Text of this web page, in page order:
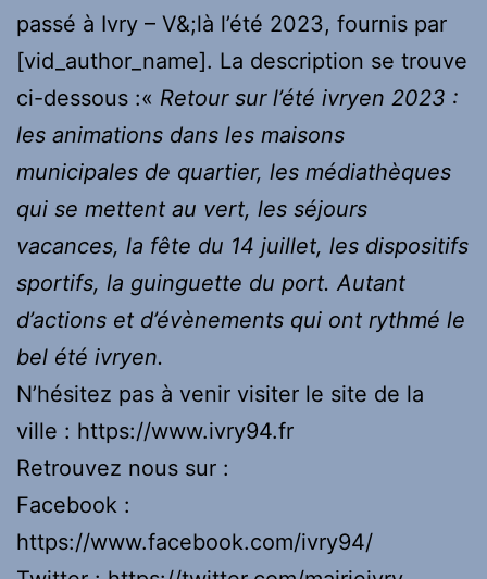
passé à Ivry – V&;là l’été 2023, fournis par
[vid_author_name]. La description se trouve
ci-dessous :« Retour sur l’été ivryen 2023 :
les animations dans les maisons
municipales de quartier, les médiathèques
qui se mettent au vert, les séjours
vacances, la fête du 14 juillet, les dispositifs
sportifs, la guinguette du port. Autant
d’actions et d’évènements qui ont rythmé le
bel été ivryen.
N’hésitez pas à venir visiter le site de la
ville : https://www.ivry94.fr
Retrouvez nous sur :
Facebook :
https://www.facebook.com/ivry94/